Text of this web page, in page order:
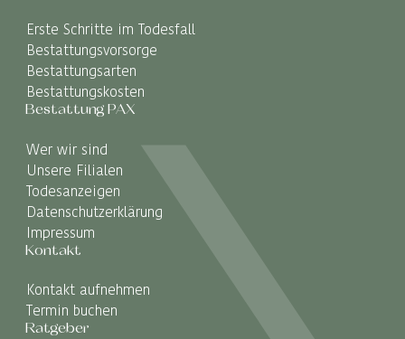
Erste Schritte im Todesfall
Bestattungsvorsorge
Bestattungsarten
Bestattungskosten
Bestattung PAX
Wer wir sind
Unsere Filialen
Todesanzeigen
Datenschutzerklärung
Impressum
Kontakt
Kontakt aufnehmen
Termin buchen
Ratgeber